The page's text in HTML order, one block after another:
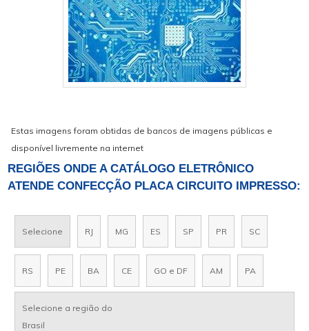
Estas imagens foram obtidas de bancos de imagens públicas e
disponível livremente na internet
REGIÕES ONDE A CATÁLOGO ELETRÔNICO
ATENDE CONFECÇÃO PLACA CIRCUITO IMPRESSO:
Selecione RJ MG ES SP PR SC
RS PE BA CE GO e DF AM PA
Selecione a região do
Brasil